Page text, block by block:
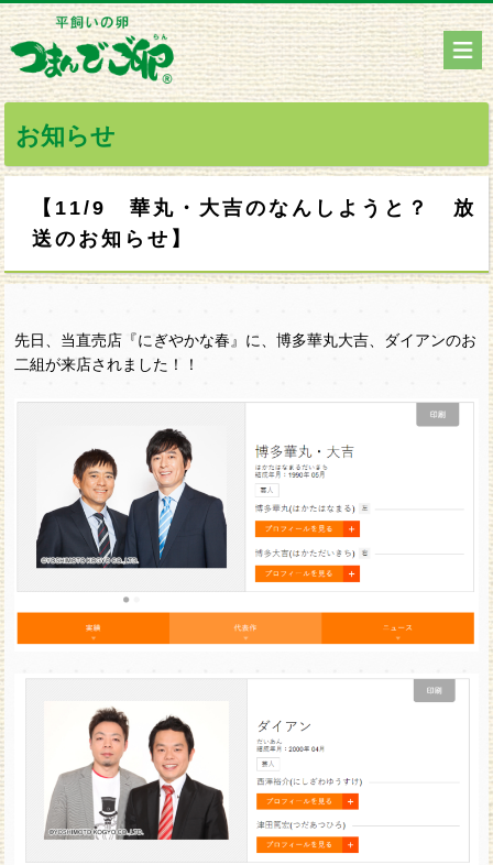
お知らせ
【11/9 華丸・大吉のなんしようと？ 放
送のお知らせ】
先日、当直売店『にぎやかな春』に、博多華丸大吉、ダイアンのお
二組が来店されました！！